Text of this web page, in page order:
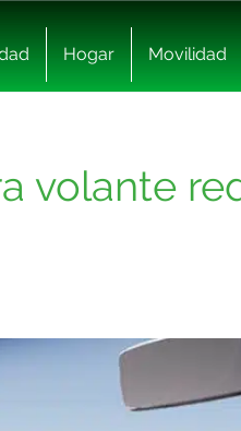
Hogar Movilidad
volante